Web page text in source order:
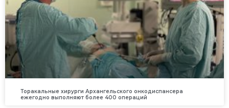
Торакальные хирурги Архангельского онкодиспансера
ежегодно выполняют более 400 операций